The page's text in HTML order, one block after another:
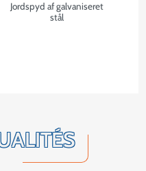
Jordspyd af galvaniseret
stål